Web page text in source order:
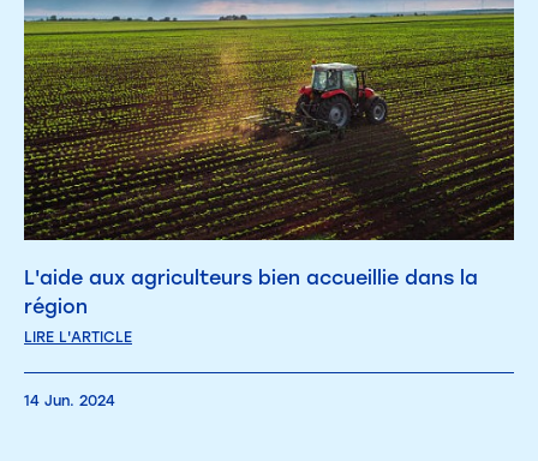
L'aide aux agriculteurs bien accueillie dans la
région
LIRE L'ARTICLE
14 Jun. 2024